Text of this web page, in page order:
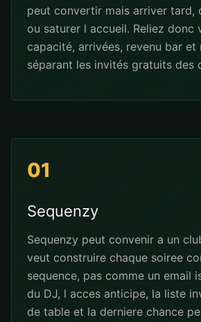
peut convertir mais arriver tard,
ou saturer l accueil. Reliez donc
capacité, arrivées, revenu bar et
séparant les invités gratuits des
01
Sequenzy
Sequenzy peut convenir a un
veut construire chaque soiree
sequence, pas comme un email
du DJ, l acces anticipe, la liste
de table et la derniere chance